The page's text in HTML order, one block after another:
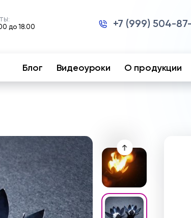
до 18.00 +7 (999) 504-
Блог Видеоуроки О продукции